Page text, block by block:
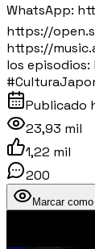
WhatsApp:
https://
https://
los episodios:
Publicado
23,93 mil
1,22 mil
200
Marcar